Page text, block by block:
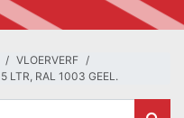
VLOERVERF
LTR, RAL 1003 GEEL.